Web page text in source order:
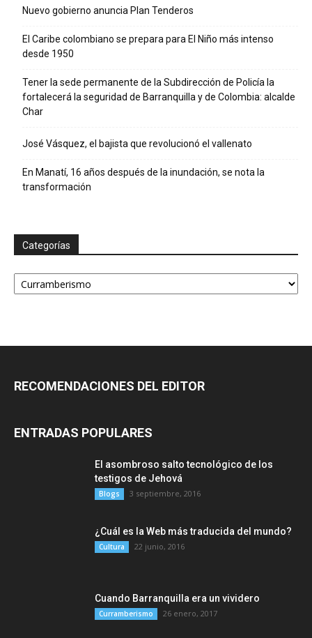
Nuevo gobierno anuncia Plan Tenderos
El Caribe colombiano se prepara para El Niño más intenso
desde 1950
Tener la sede permanente de la Subdirección de Policía la
fortalecerá la seguridad de Barranquilla y de Colombia: alcalde
Char
José Vásquez, el bajista que revolucionó el vallenato
En Manatí, 16 años después de la inundación, se nota la
transformación
Categorías
Categorías
RECOMENDACIONES DEL EDITOR
ENTRADAS POPULARES
El asombroso salto tecnológico de los
testigos de Jehová
Blogs 3 septiembre, 2016
¿Cuál es la Web más traducida del mundo?
Cultura 22 junio, 2016
Cuando Barranquilla era un vividero
Curramberismo 26 enero, 2017